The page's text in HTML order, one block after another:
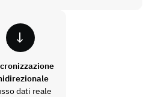
dati reale